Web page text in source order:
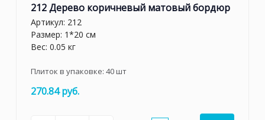
212 Дерево коричневый матовый бордюр
Артикул: 212
Размер: 1*20 см
Вес: 0.05 кг
Плиток в упаковке: 40шт
270.84 руб.